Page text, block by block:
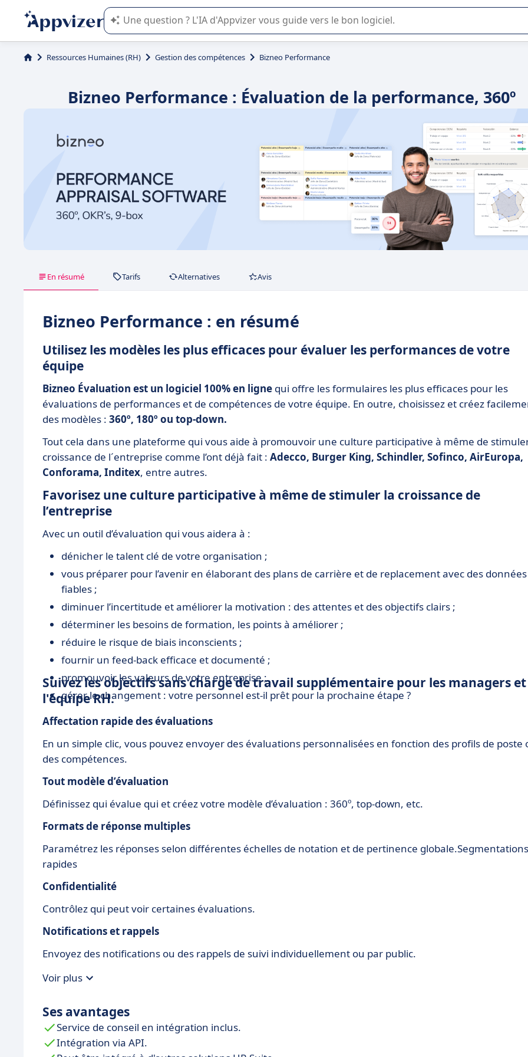
L'IA de Appvizer vous guide dans l'utilisation ou la sélection de logiciel SaaS en entreprise.
Ressources Humaines (RH) Gestion des compétences Bizneo Performance
Bizneo Performance : Évaluation de la performance, 360º
En résumé Tarifs Alternatives Avis
Bizneo Performance : en résumé
Utilisez les modèles les plus efficaces pour évaluer les performances de votre
équipe
Bizneo Évaluation est un logiciel 100% en ligne qui offre les formulaires les plus efficaces pour les
évaluations de performances et de compétences de votre équipe. En outre, choisissez et créez
des modèles : 360º, 180º ou top-down.
Tout cela dans une plateforme qui vous aide à promouvoir une culture participative à même de
croissance de l´entreprise comme l’ont déjà fait : Adecco, Burger King, Schindler, Sofinco, AirEuropa,
Conforama, Inditex, entre autres.
Favorisez une culture participative à même de stimuler la croissance de
l’entreprise
Avec un outil d’évaluation qui vous aidera à :
dénicher le talent clé de votre organisation ;
vous préparer pour l’avenir en élaborant des plans de carrière et de replacement avec des données
fiables ;
diminuer l’incertitude et améliorer la motivation : des attentes et des objectifs clairs ;
déterminer les besoins de formation, les points à améliorer ;
réduire le risque de biais inconscients ;
fournir un feed-back efficace et documenté ;
promouvoir les valeurs de votre entreprise ;
gérer le changement : votre personnel est-il prêt pour la prochaine étape ?
Suivez les objectifs sans charge de travail supplémentaire pour les managers et
l'équipe RH.
Affectation rapide des évaluations
En un simple clic, vous pouvez envoyer des évaluations personnalisées en fonction des profils de poste
des compétences.
Tout modèle d’évaluation
Définissez qui évalue qui et créez votre modèle d’évaluation : 360º, top-down, etc.
Formats de réponse multiples
Paramétrez les réponses selon différentes échelles de notation et de pertinence globale.Segmentations
rapides
Confidentialité
Contrôlez qui peut voir certaines évaluations.
Notifications et rappels
Envoyez des notifications ou des rappels de suivi individuellement ou par public.
Voir plus
Ses avantages
Service de conseil en intégration inclus.
Intégration via API.